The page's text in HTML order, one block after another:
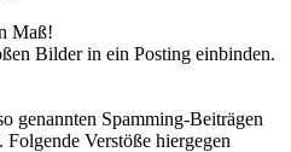
Maß!
Bilder in ein Posting einbinden.
genannten Spamming-Beiträgen
Verstöße hiergegen